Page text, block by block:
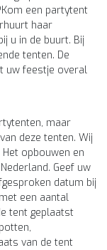
een partytent
haar
u in de buurt. Bij
tenten. De
uw feestje overal
maar
deze tenten. Wij
opbouwen en
Geef uw
datum bij
een aantal
tent geplaatst
van de tent